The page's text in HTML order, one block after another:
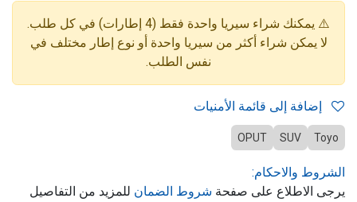
⚠️ يمكنك شراء سيريا واحدة فقط (4 إطارات) في كل طلب.
لا يمكن شراء أكثر من سيريا واحدة أو نوع إطار مختلف في
نفس الطلب.
Toyo
SUV
OPUT
الشروط والاحكام:
يرجى الاطلاع على صفحة شروط الضمان للمزيد من التفاصيل